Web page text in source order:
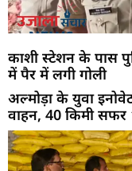
काशी स्टेशन के पास
में पैर में लगी गोली
अल्मोड़ा के युवा
वाहन, 40 किमी सफर